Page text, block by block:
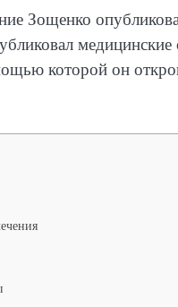
Зощенко
медицинские
которой он